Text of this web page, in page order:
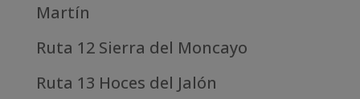
Martín
Ruta 12 Sierra del Moncayo
Ruta 13 Hoces del Jalón